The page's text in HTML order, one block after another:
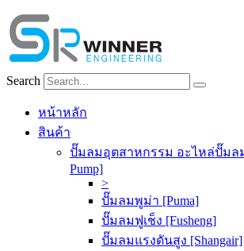
Skip
to
content
Search
หน้าหลัก
สินค้า
ปั๊มลมอุตสาหกรรม อะไหล่ปั๊มลม
Pump]
>
ปั๊มลมพูม่า [Puma]
ปั๊มลมฟูเช็ง [Fusheng]
ปั๊มลมแรงดันสูง [Shangair]